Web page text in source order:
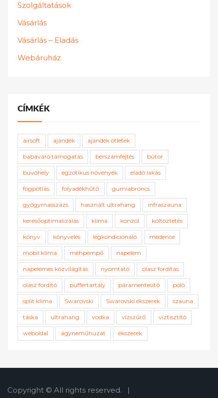
Szolgáltatások
Vásárlás
Vásárlás – Eladás
Webáruház
CÍMKÉK
airsoft ajándék ajándék ötletek
babaváró támogatás bérszámfejtés bútor
búvóhely egzotikus növények eladó lakás
fogpótlás folyadékhűtő gumiabroncs
gyógymasszázs használt ultrahang infraszauna
keresőoptimalizálás klíma konzol költöztetés
könyv könyvelés légkondicionáló medence
mobil klíma méhpempő napelem
napelemes közvilágítás nyomtató olasz fordítás
olasz fordító puffertartály páramentesítő póló
split klíma Swarovski Swarovski ékszerek szauna
táska ultrahang vodka vízszűrő víztisztító
weboldal ágyneműhuzat ékszerek
Copyright © All rights reserved. |